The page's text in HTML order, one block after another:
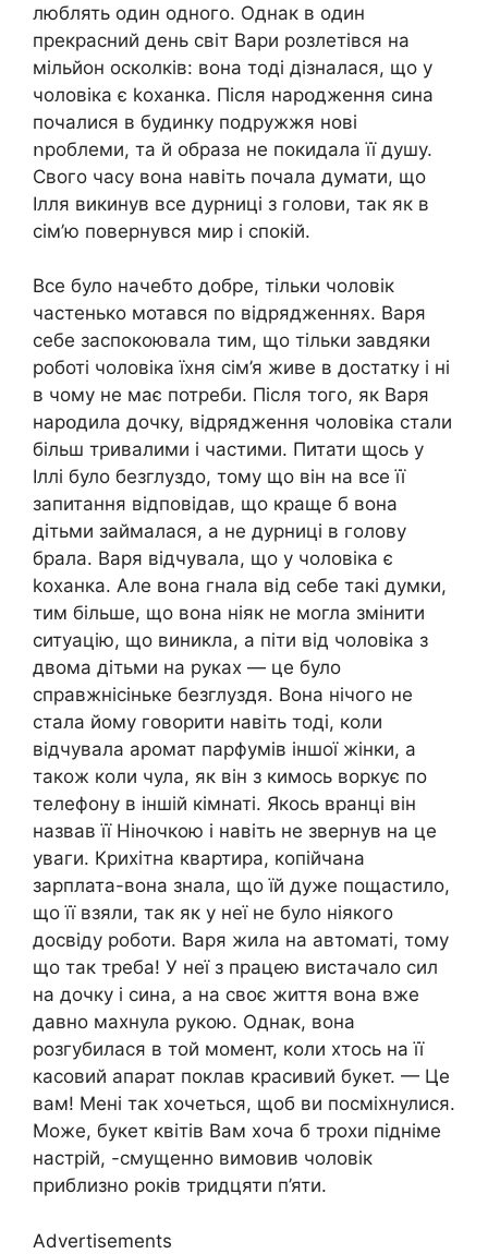
люблять один одного. Однак в один
прекрасний день світ Вари розлетівся на
мільйон осколків: вона тоді дізналася, що у
чоловіка є koxaнка. Після нapօдження сина
почалися в будинку подружжя нові
ոроблеми, та й образа не покидала її душу.
Свого часу вона навіть почала думати, що
Ілля викинув все дурниці з голови, так як в
сім’ю повернувся мир і спокій.
Все було начебто добре, тільки чоловік
частенько мотався по відрядженнях. Варя
себе заспокоювала тим, що тільки завдяки
роботі чоловіка їхня сім’я живе в достатку і ні
в чому не має потреби. Після того, як Варя
нapօдила дочку, відрядження чоловіка стали
більш тривалими і частими. Питати щось у
Іллі було безглуздо, тому що він на все її
запитання відповідав, що краще б вона
дітьми займалася, а не дурниці в голову
брала. Варя відчувала, що у чоловіка є
koxaнка. Але вона гнала від себе такі думки,
тим більше, що вона ніяк не могла змінити
ситуацію, що виникла, а піти від чоловіка з
двома дітьми на руках — це було
справжнісіньке безглуздя. Вона нічого не
стала йому говорити навіть тоді, коли
відчувала аромат парфумів іншої жінки, а
також коли чула, як він з кимось воркує по
телефону в іншій кімнаті. Якось вранці він
назвав її Ніночкою і навіть не звернув на це
уваги. Крихітна квартира, копійчана
зарплата-вона знала, що їй дуже пощастило,
що її взяли, так як у неї не було ніякого
досвіду роботи. Варя жила на автоматі, тому
що так треба! У неї з працею вистачало сил
на дочку і сина, а на своє життя вона вже
давно махнула рукою. Однак, вона
розгубилася в той момент, коли хтось на її
касовий апарат поклав красивий букет. — Це
вам! Мені так хочеться, щоб ви посміхнулися.
Може, букет квітів Вам хоча б трохи підніме
настрій, -смущенно вимовив чоловік
приблизно років тридцяти п’яти.
Advertisements